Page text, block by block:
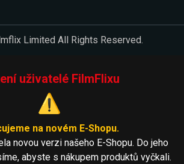
Limited All Rights Reserved.
uživatelé FilmFlixu
⚠️
na novém E-Shopu.
novou verzi našeho E-Shopu. Do jeho
abyste s nákupem produktů vyčkali.